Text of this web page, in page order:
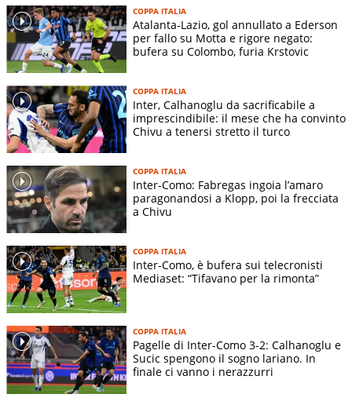
COPPA ITALIA
Atalanta-Lazio, gol annullato a Ederson
per fallo su Motta e rigore negato:
bufera su Colombo, furia Krstovic
COPPA ITALIA
Inter, Calhanoglu da sacrificabile a
imprescindibile: il mese che ha convinto
Chivu a tenersi stretto il turco
COPPA ITALIA
Inter-Como: Fabregas ingoia l’amaro
paragonandosi a Klopp, poi la frecciata
a Chivu
COPPA ITALIA
Inter-Como, è bufera sui telecronisti
Mediaset: “Tifavano per la rimonta”
COPPA ITALIA
Pagelle di Inter-Como 3-2: Calhanoglu e
Sucic spengono il sogno lariano. In
finale ci vanno i nerazzurri